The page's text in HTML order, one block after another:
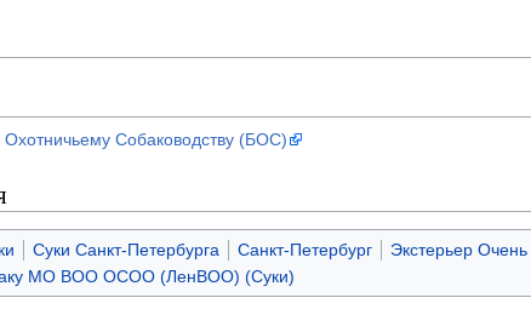
Собаководству (БОС)
Суки Санкт-Петербурга Санкт-Петербург Экстерьер
МО ВОО ОСОО (ЛенВОО) (Суки)